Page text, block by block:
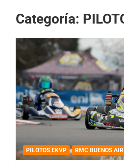
Karting en
Categoría:
PILOTOS EKVP RMC BUENOS